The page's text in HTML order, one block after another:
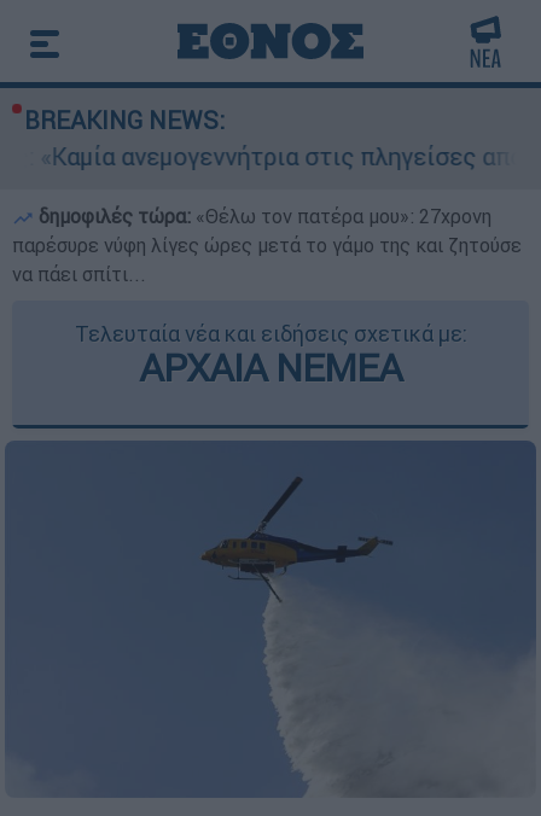
BREAKING NEWS:
ανεμογεννήτρια στις πληγείσες από τις
δημοφιλές τώρα: «Θέλω τον πατέρα μου»: 27χρονη
παρέσυρε νύφη λίγες ώρες μετά το γάμο της και ζητούσε
να πάει σπίτι...
Τελευταία νέα και ειδήσεις σχετικά με:
ΑΡΧΑΙΑ ΝΕΜΕΑ